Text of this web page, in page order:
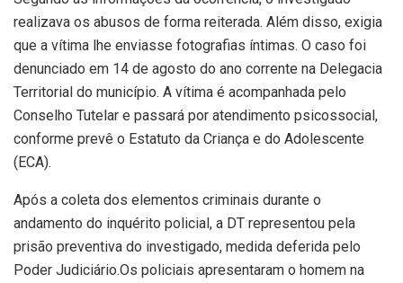
realizava os abusos de forma reiterada. Além disso, exigia
que a vítima lhe enviasse fotografias íntimas. O caso foi
denunciado em 14 de agosto do ano corrente na Delegacia
Territorial do município. A vítima é acompanhada pelo
Conselho Tutelar e passará por atendimento psicossocial,
conforme prevê o Estatuto da Criança e do Adolescente
(ECA).
Após a coleta dos elementos criminais durante o
andamento do inquérito policial, a DT representou pela
prisão preventiva do investigado, medida deferida pelo
Poder Judiciário.Os policiais apresentaram o homem na